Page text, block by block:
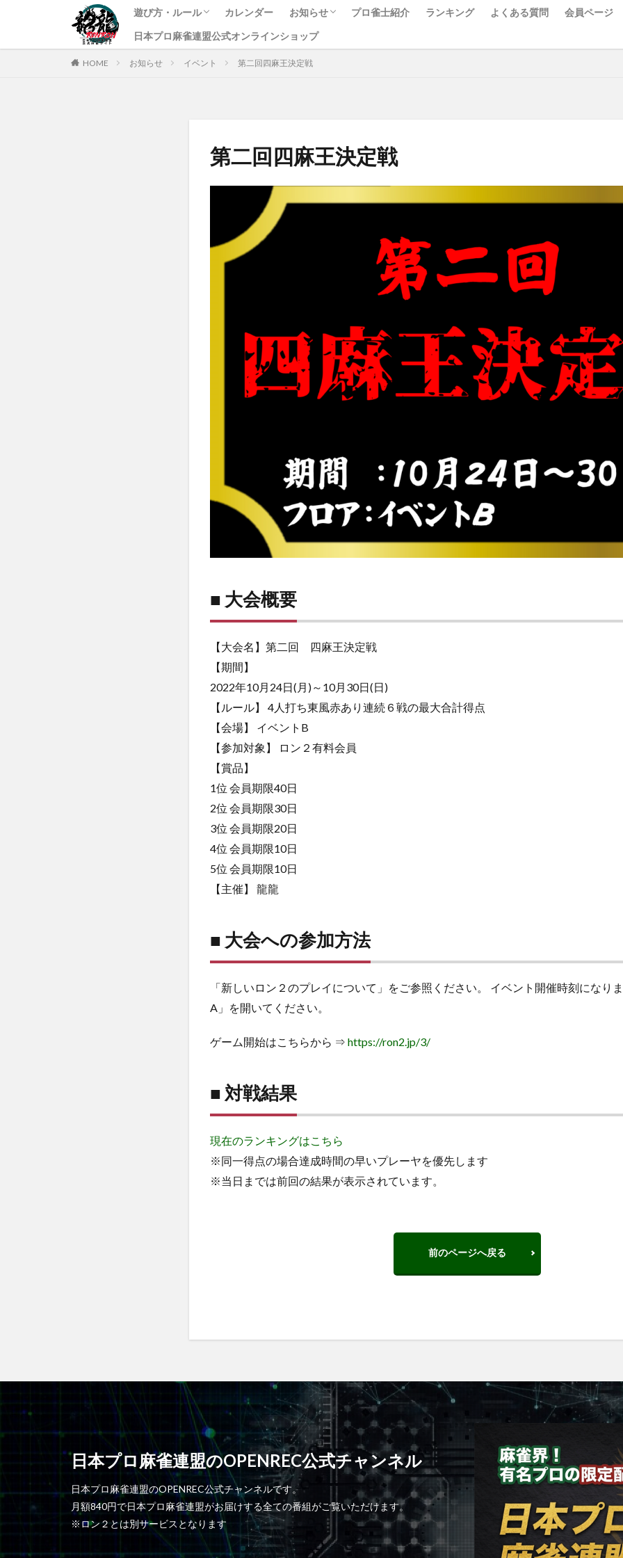
遊び方・ルール
龍龍のプレイ方法
ルール
課金方法
カレンダー お知らせ
イベント
ニュース
すべて
プロ雀士紹介 ランキング よくある質問
会員ページ
日本プロ麻雀連盟公式オンラインショップ
HOME お知らせ イベント 第二回四麻王決定戦
第二回四麻王決定戦
■ 大会概要
【大会名】第二回 四麻王決定戦
【期間】
2022年10月24日(月)～10月30日(日)
【ルール】 4人打ち東風赤あり連続６戦の最大合計得点
【会場】 イベントB
【参加対象】 ロン２有料会員
【賞品】
1位 会員期限40日
2位 会員期限30日
3位 会員期限20日
4位 会員期限10日
5位 会員期限10日
【主催】 龍龍
■ 大会への参加方法
「新しいロン２のプレイについて」をご参照ください。 イベント開催時刻になり
A」を開いてください。
ゲーム開始はこちらから ⇒ https://ron2.jp/3/
■ 対戦結果
現在のランキングはこちら
※同一得点の場合達成時間の早いプレーヤを優先します
※当日までは前回の結果が表示されています。
前のページへ戻る
日本プロ麻雀連盟のOPENREC公式チャンネル
日本プロ麻雀連盟のOPENREC公式チャンネルです。
月額840円で日本プロ麻雀連盟がお届けする全ての番組がご覧いただけます。
※ロン２とは別サービスとなります